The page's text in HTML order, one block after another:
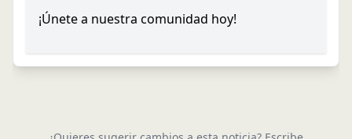
¡Únete a nuestra comunidad hoy!